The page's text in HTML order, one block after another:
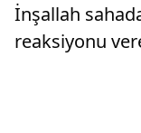
İnşallah
reaksiyonu